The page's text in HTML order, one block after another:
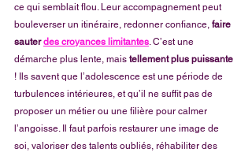
ce qui semblait flou. Leur accompagnement peut
bouleverser un itinéraire, redonner confiance, faire
sauter des croyances limitantes . C’est une
démarche plus lente, mais tellement plus puissante
! Ils savent que l’adolescence est une période de
turbulences intérieures, et qu’il ne suffit pas de
proposer un métier ou une filière pour calmer
l’angoisse. Il faut parfois restaurer une image de
soi, valoriser des talents oubliés, réhabiliter des